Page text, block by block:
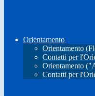
Orientamento
Orientamento
Contatti per
Orientamento
Contatti per